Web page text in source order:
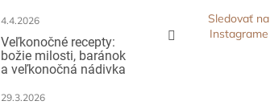
4.4.2026
Veľkonočné recepty:
božie milosti, baránok
a veľkonočná nádivka
29.3.2026
Sledovať na
Instagrame